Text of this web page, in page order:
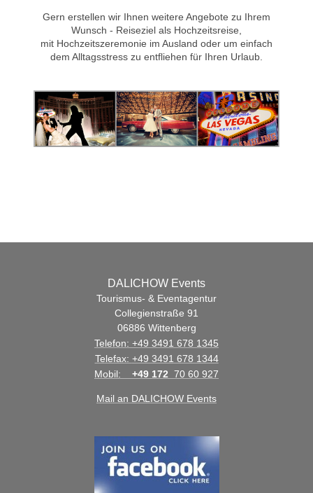
Gern erstellen wir Ihnen weitere Angebote zu Ihrem
Wunsch - Reiseziel als Hochzeitsreise,
mit Hochzeitszeremonie im Ausland oder um einfach
dem Alltagsstress zu entfliehen für Ihren Urlaub.
DALICHOW Events
Tourismus- & Eventagentur
Collegienstraße 91
06886 Wittenberg
Telefon: +49 3491 678 1345
Telefax: +49 3491 678 1344
Mobil:
+49 172 70 60 927
Mail an DALICHOW Events